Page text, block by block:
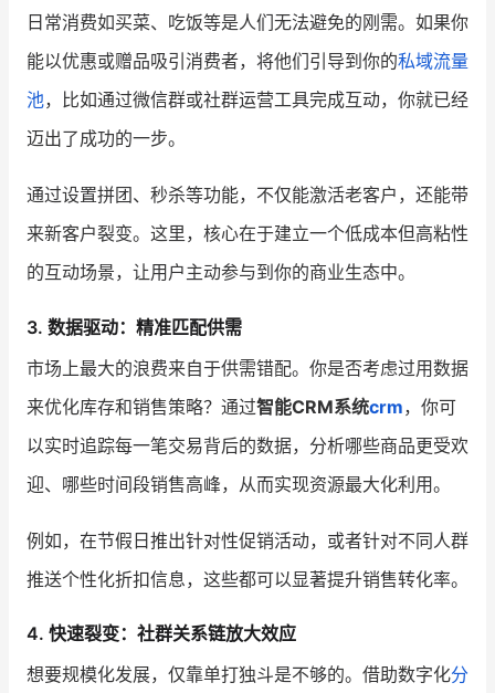
日常消费如买菜、吃饭等是人们无法避免的刚需。如果你
能以优惠或赠品吸引消费者，将他们引导到你的私域流量
池，比如通过微信群或社群运营工具完成互动，你就已经
迈出了成功的一步。
通过设置拼团、秒杀等功能，不仅能激活老客户，还能带
来新客户裂变。这里，核心在于建立一个低成本但高粘性
的互动场景，让用户主动参与到你的商业生态中。
3. 数据驱动：精准匹配供需
市场上最大的浪费来自于供需错配。你是否考虑过用数据
来优化库存和销售策略？通过智能CRM系统crm，你可
以实时追踪每一笔交易背后的数据，分析哪些商品更受欢
迎、哪些时间段销售高峰，从而实现资源最大化利用。
例如，在节假日推出针对性促销活动，或者针对不同人群
推送个性化折扣信息，这些都可以显著提升销售转化率。
4. 快速裂变：社群关系链放大效应
想要规模化发展，仅靠单打独斗是不够的。借助数字化分